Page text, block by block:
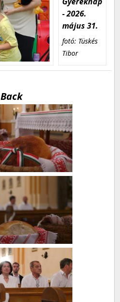
- 2026.
május 31.
fotó: Tüskés
Tibor
Back